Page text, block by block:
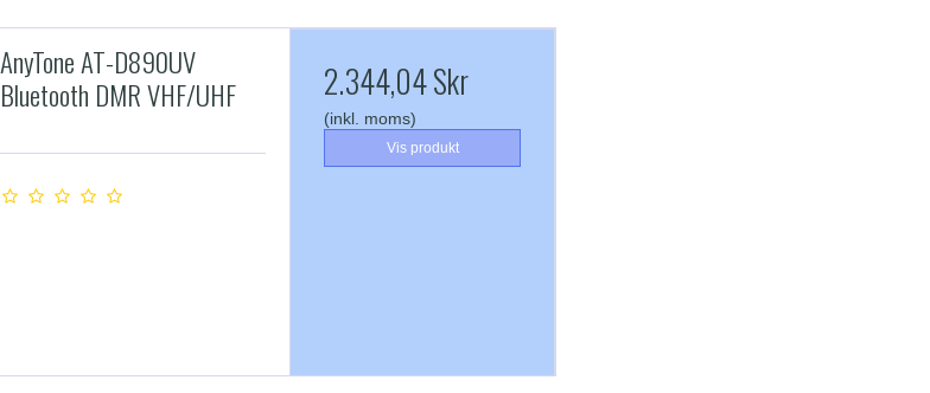
AnyTone AT-D890UV
Bluetooth DMR VHF/UHF
2.344,04 Skr
(inkl. moms)
Vis produkt